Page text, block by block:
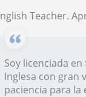
English Teacher. Aprende, practica y aprueba! Gramática, Conversation,
Soy licenciada
Inglesa con gran
paciencia para la